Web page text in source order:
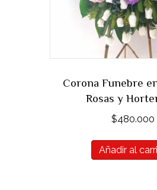
Corona Funebre
Rosas y
$480.000
Añadir al